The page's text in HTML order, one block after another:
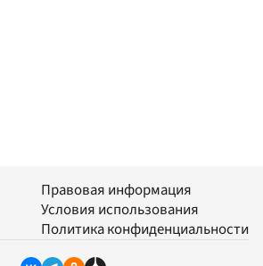
Правовая информация
Условия использования
Политика конфиденциальности